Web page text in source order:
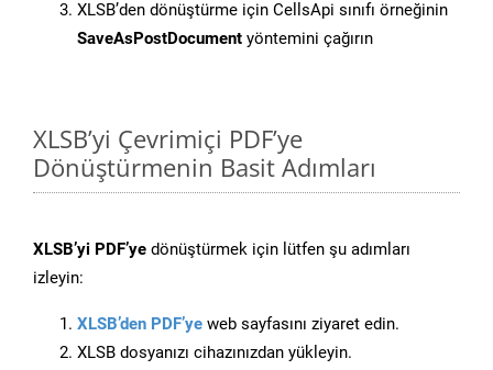
XLSB’den dönüştürme için CellsApi sınıfı örneğinin
SaveAsPostDocument yöntemini çağırın
XLSB’yi Çevrimiçi PDF’ye
Dönüştürmenin Basit Adımları
XLSB’yi PDF’ye dönüştürmek için lütfen şu adımları
izleyin:
XLSB’den PDF’ye web sayfasını ziyaret edin.
XLSB dosyanızı cihazınızdan yükleyin.